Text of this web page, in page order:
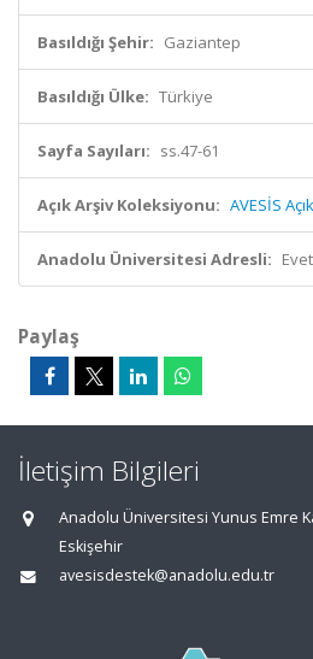
Basıldığı Şehir: Gaziantep
Basıldığı Ülke: Türkiye
Sayfa Sayıları: ss.47-61
Açık Arşiv Koleksiyonu: AVESİS
Anadolu Üniversitesi Adresli: Evet
Paylaş
İletişim Bilgileri
Anadolu Üniversitesi Yunus Emre
Eskişehir
avesisdestek@anadolu.edu.tr